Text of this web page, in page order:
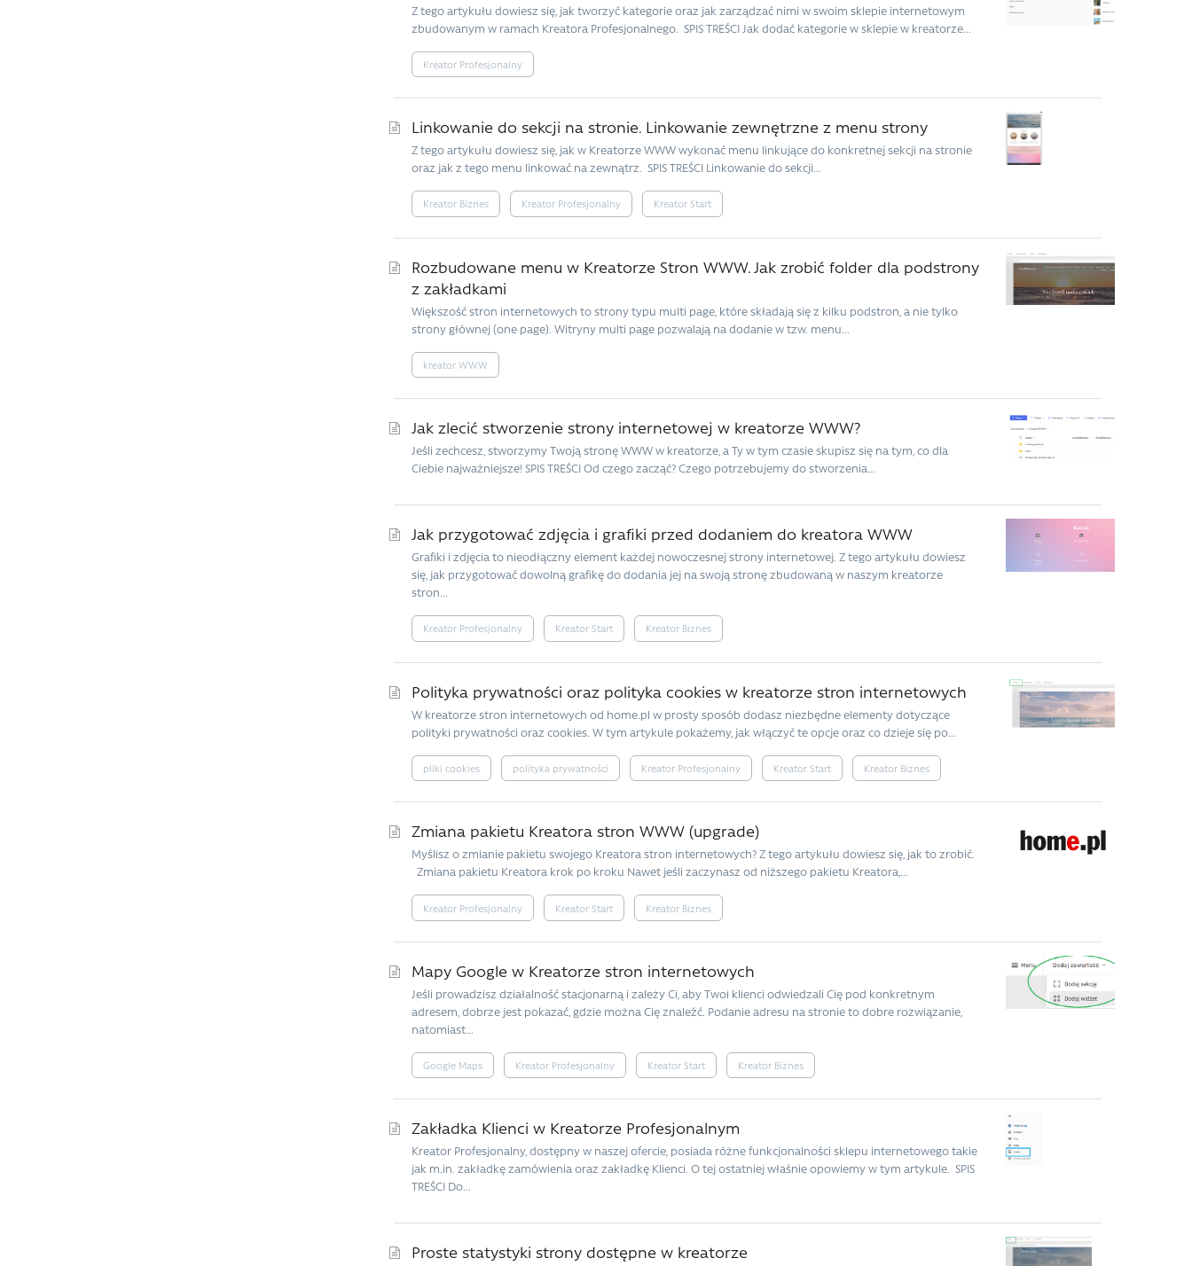
Z tego artykułu dowiesz się, jak tworzyć kategorie oraz jak zarządzać nimi w swoim sklepie internetowym
zbudowanym w ramach Kreatora Profesjonalnego. SPIS TREŚCI Jak dodać kategorie w sklepie w kreatorze...
Kreator Profesjonalny
Linkowanie do sekcji na stronie. Linkowanie zewnętrzne z menu strony
Z tego artykułu dowiesz się, jak w Kreatorze WWW wykonać menu linkujące do konkretnej sekcji na stronie
oraz jak z tego menu linkować na zewnątrz. SPIS TREŚCI Linkowanie do sekcji...
Kreator Biznes Kreator Profesjonalny Kreator Start
Rozbudowane menu w Kreatorze Stron WWW. Jak zrobić folder dla podstrony
z zakładkami
Większość stron internetowych to strony typu multi page, które składają się z kilku podstron, a nie tylko
strony głównej (one page). Witryny multi page pozwalają na dodanie w tzw. menu...
kreator WWW
Jak zlecić stworzenie strony internetowej w kreatorze WWW?
Jeśli zechcesz, stworzymy Twoją stronę WWW w kreatorze, a Ty w tym czasie skupisz się na tym, co dla
Ciebie najważniejsze! SPIS TREŚCI Od czego zacząć? Czego potrzebujemy do stworzenia...
Jak przygotować zdjęcia i grafiki przed dodaniem do kreatora WWW
Grafiki i zdjęcia to nieodłączny element każdej nowoczesnej strony internetowej. Z tego artykułu dowiesz
się, jak przygotować dowolną grafikę do dodania jej na swoją stronę zbudowaną w naszym kreatorze
stron...
Kreator Profesjonalny Kreator Start Kreator Biznes
Polityka prywatności oraz polityka cookies w kreatorze stron internetowych
W kreatorze stron internetowych od home.pl w prosty sposób dodasz niezbędne elementy dotyczące
polityki prywatności oraz cookies. W tym artykule pokażemy, jak włączyć te opcje oraz co dzieje się po...
pliki cookies polityka prywatności Kreator Profesjonalny Kreator Start Kreator Biznes
Zmiana pakietu Kreatora stron WWW (upgrade)
Myślisz o zmianie pakietu swojego Kreatora stron internetowych? Z tego artykułu dowiesz się, jak to zrobić.
Zmiana pakietu Kreatora krok po kroku Nawet jeśli zaczynasz od niższego pakietu Kreatora,...
Kreator Profesjonalny Kreator Start Kreator Biznes
Mapy Google w Kreatorze stron internetowych
Jeśli prowadzisz działalność stacjonarną i zależy Ci, aby Twoi klienci odwiedzali Cię pod konkretnym
adresem, dobrze jest pokazać, gdzie można Cię znaleźć. Podanie adresu na stronie to dobre rozwiązanie,
natomiast...
Google Maps Kreator Profesjonalny Kreator Start Kreator Biznes
Zakładka Klienci w Kreatorze Profesjonalnym
Kreator Profesjonalny, dostępny w naszej ofercie, posiada różne funkcjonalności sklepu internetowego takie
jak m.in. zakładkę zamówienia oraz zakładkę Klienci. O tej ostatniej właśnie opowiemy w tym artykule. SPIS
TREŚCI Do...
Proste statystyki strony dostępne w kreatorze